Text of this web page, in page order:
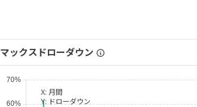
マックスドローダウン
X: 月間
Y: ドローダウン